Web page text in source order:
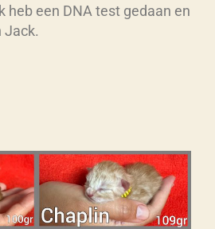
heb een DNA test gedaan en
Jack.